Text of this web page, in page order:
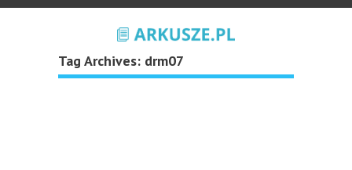
Tag Archives: drm07